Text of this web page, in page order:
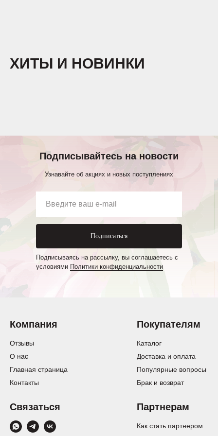
ХИТЫ И НОВИНКИ
Подписывайтесь на новости
Узнавайте об акциях и новых поступлениях
Подписаться
Подписываясь на рассылку, вы соглашаетесь с
условиями Политики конфиденциальности
Компания Покупателям
Партнерам
О нас
Главная страница
Контакты
Каталог
Доставка и оплата
Популярные вопросы
Брак и возврат
Как стать партнером
Отзывы
Связаться